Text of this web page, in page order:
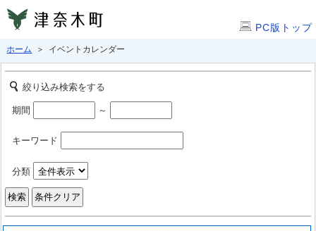
PC版トップ
ホーム ＞ イベントカレンダー
絞り込み検索をする
期間 ～
キーワード
分類